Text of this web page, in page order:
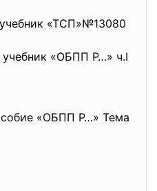
«ТСП»№13080
«ОБПП Р…» ч.I
«ОБПП Р…» Тема